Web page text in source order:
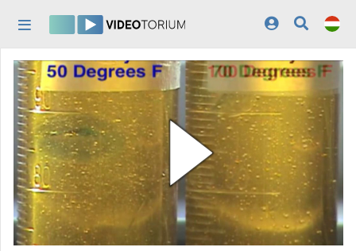
Kezdőlap
Bejelentkezés
Felfedezés
Kategóriák
Lejátszási listák
Intézmények